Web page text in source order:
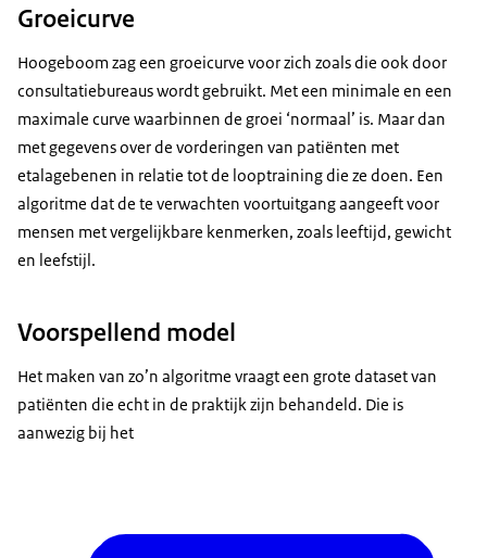
Groeicurve
Hoogeboom zag een groeicurve voor zich zoals die ook door
consultatiebureaus wordt gebruikt. Met een minimale en een
maximale curve waarbinnen de groei ‘normaal’ is. Maar dan
met gegevens over de vorderingen van patiënten met
etalagebenen in relatie tot de looptraining die ze doen. Een
algoritme dat de te verwachten voortuitgang aangeeft voor
mensen met vergelijkbare kenmerken, zoals leeftijd, gewicht
en leefstijl.
Voorspellend model
Het maken van zo’n algoritme vraagt een grote dataset van
patiënten die echt in de praktijk zijn behandeld. Die is
aanwezig bij het